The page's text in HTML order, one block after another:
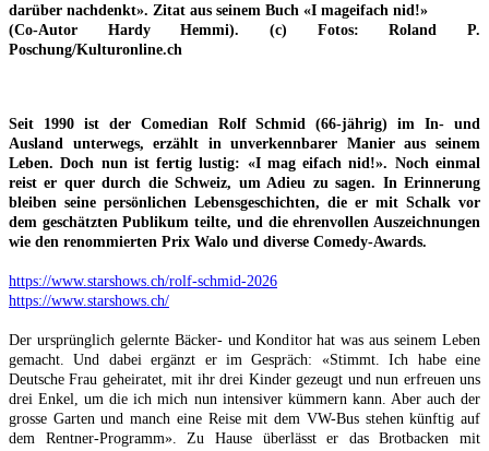
darüber nachdenkt». Zitat aus seinem Buch «I mageifach nid!»
(Co-Autor Hardy Hemmi). (c) Fotos: Roland P.
Poschung/Kulturonline.ch
Seit 1990 ist der Comedian Rolf Schmid (66-jährig) im In- und
Ausland unterwegs, erzählt in unverkennbarer Manier aus seinem
Leben. Doch nun ist fertig lustig: «I mag eifach nid!». Noch einmal
reist er quer durch die Schweiz, um Adieu zu sagen. In Erinnerung
bleiben seine persönlichen Lebensgeschichten, die er mit Schalk vor
dem geschätzten Publikum teilte, und die ehrenvollen Auszeichnungen
wie den renommierten Prix Walo und diverse Comedy-Awards.
https://www.starshows.ch/rolf-schmid-2026
https://www.starshows.ch/
Der ursprünglich gelernte Bäcker- und Konditor hat was aus seinem Leben
gemacht. Und dabei ergänzt er im Gespräch: «Stimmt. Ich habe eine
Deutsche Frau geheiratet, mit ihr drei Kinder gezeugt und nun erfreuen uns
drei Enkel, um die ich mich nun intensiver kümmern kann. Aber auch der
grosse Garten und manch eine Reise mit dem VW-Bus stehen künftig auf
dem Rentner-Programm». Zu Hause überlässt er das Brotbacken mit